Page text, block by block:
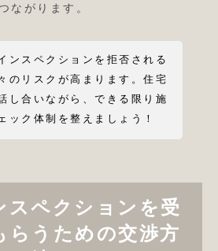
ながります。
ンスペクションを拒否される
のリスクが高まります。住宅
し合いながら、できる限り施
ック体制を整えましょう！
スペクションを受
らうための交渉方